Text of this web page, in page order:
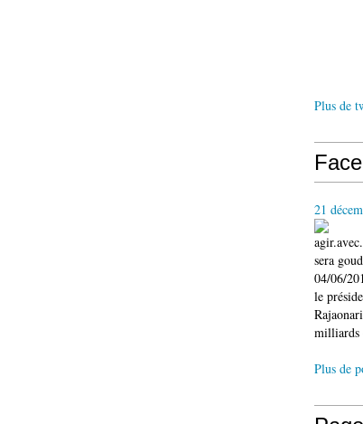
Plus de
21
sera
04/06/
le
milliards
Plus de